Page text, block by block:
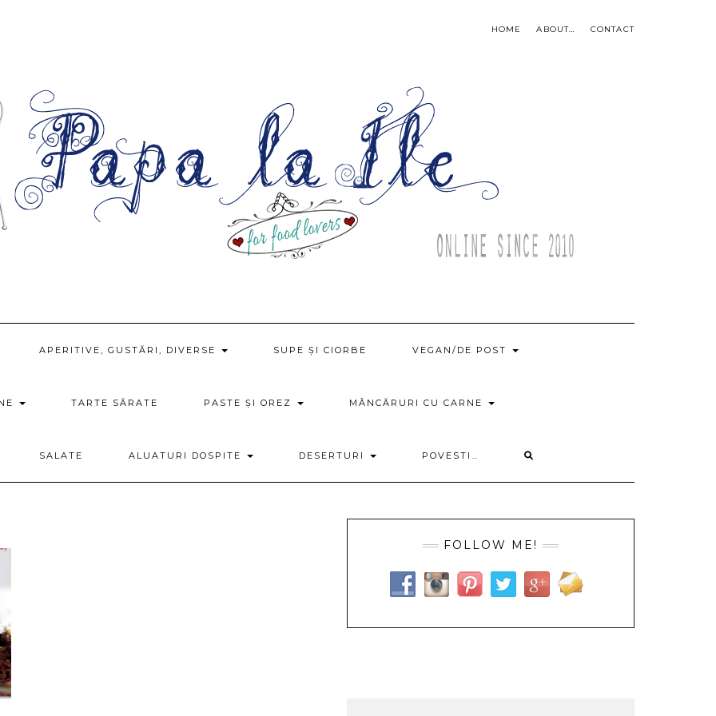
HOME ABOUT… CONTACT
APERITIVE, GUSTĂRI, DIVERSE SUPE ȘI CIORBE VEGAN/DE POST
TARTE SĂRATE PASTE ȘI OREZ MÂNCĂRURI CU CARNE
SALATE ALUATURI DOSPITE DESERTURI POVESTI…
FOLLOW ME!